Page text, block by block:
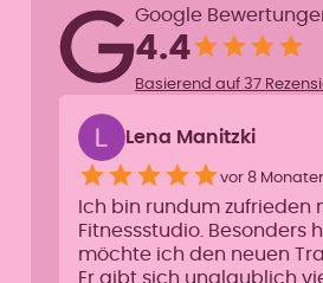
Google
4.4
Basierend auf 37
Lena Manitzki
vor 8
Ich bin rundum zufrieden
Fitnessstudio. Besonders
möchte ich den neuen
Er gibt sich unglaublich